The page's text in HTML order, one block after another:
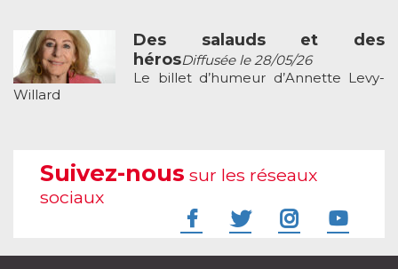
Des salauds et des
hérosDiffusée le 28/05/26
Le billet d’humeur d’Annette Levy-
Willard
Suivez-nous sur les réseaux
sociaux